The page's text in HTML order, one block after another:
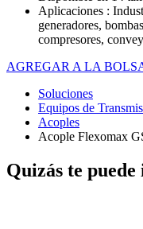
Aplicaciones :
generadores,
compresores,
AGREGAR A LA
Soluciones
Equipos de
Acoples
Acople Flexomax
Quizás te